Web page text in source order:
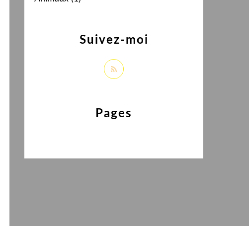
Pages
Suivez-moi